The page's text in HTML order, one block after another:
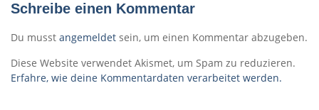
Schreibe einen Kommentar
Du musst angemeldet sein, um einen Kommentar abzugeben.
Diese Website verwendet Akismet, um Spam zu reduzieren.
Erfahre, wie deine Kommentardaten verarbeitet werden.